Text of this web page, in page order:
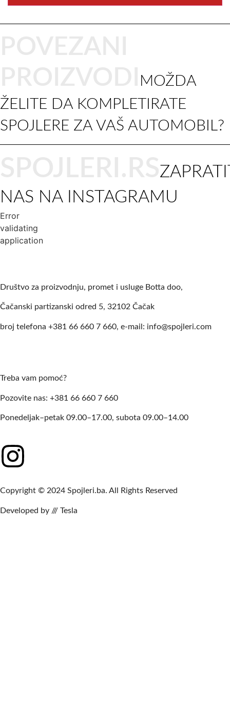
MOŽDA
ŽELITE DA KOMPLETIRATE
SPOJLERE ZA VAŠ AUTOMOBIL?
NAS NA INSTAGRAMU
Error
validating
application
Društvo za proizvodnju, promet i usluge Botta doo,
Čačanski partizanski odred 5, 32102 Čačak
broj telefona +381 66 660 7 660, e-mail: info@spojleri.com
Treba vam pomoć?
Pozovite nas: +381 66 660 7 660
Ponedeljak–petak 09.00–17.00, subota 09.00–14.00
Copyright © 2024 Spojleri.ba. All Rights Reserved
Developed by /// Tesla